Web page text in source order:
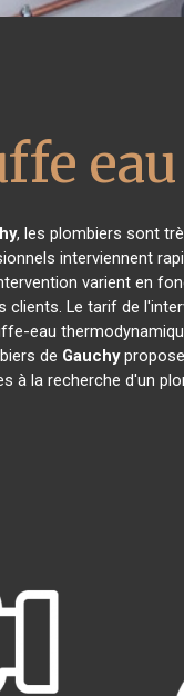
, les plombiers sont
interviennent
varient en
clients. Le tarif de
eau
de Gauchy
à la recherche d'un